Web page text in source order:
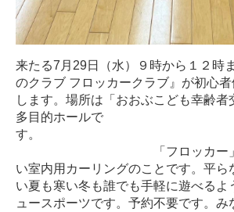
来たる7月29日（水）９時から１２時
のクラブ フロッカークラブ』が初心
します。場所は「おおぶこども幸齢者
多目的ホールで
す
「フロッカー」とは
い室内用カーリングのことです。平ら
い夏も寒い冬も誰でも手軽に遊べるよ
ュースポーツです。予約不要です。み